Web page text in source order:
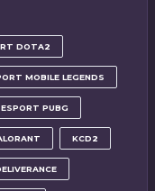
DOTA2
MOBILE LEGENDS
PUBG
KCD2